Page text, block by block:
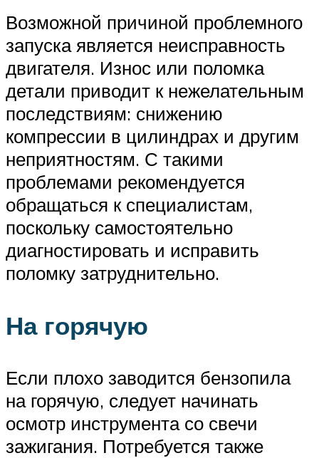
Возможной причиной проблемного
запуска является неисправность
двигателя. Износ или поломка
детали приводит к нежелательным
последствиям: снижению
компрессии в цилиндрах и другим
неприятностям. С такими
проблемами рекомендуется
обращаться к специалистам,
поскольку самостоятельно
диагностировать и исправить
поломку затруднительно.
На горячую
Если плохо заводится бензопила
на горячую, следует начинать
осмотр инструмента со свечи
зажигания. Потребуется также